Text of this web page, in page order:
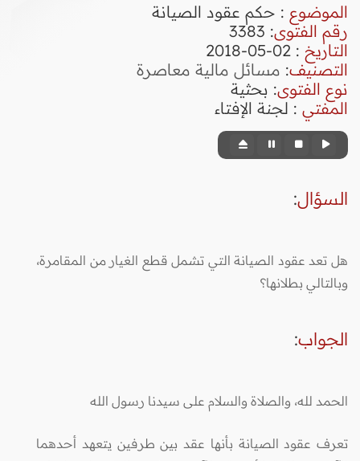
الموضوع : حكم عقود الصيانة
رقم الفتوى:
3383
التاريخ : 02-05-2018
التصنيف: مسائل مالية معاصرة
نوع الفتوى: بحثية
المفتي : لجنة الإفتاء
السؤال:
هل تعد عقود الصيانة التي تشمل قطع الغيار من المقامرة،
وبالتالي بطلانها؟
الجواب:
الحمد لله، والصلاة والسلام على سيدنا رسول الله
تعرف عقود الصيانة بأنها عقد بين طرفين يتعهد أحدهما